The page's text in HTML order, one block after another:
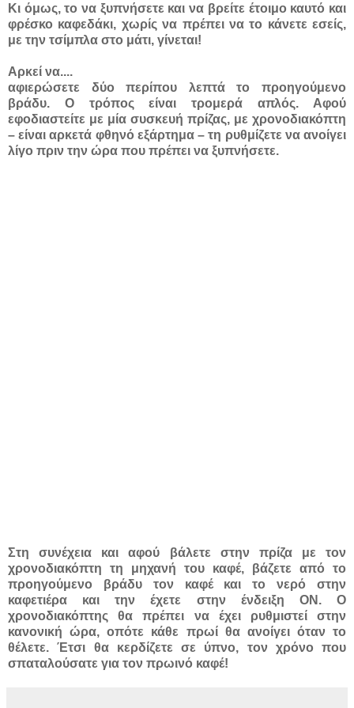
Κι όμως, το να ξυπνήσετε και να βρείτε έτοιμο καυτό και
φρέσκο καφεδάκι, χωρίς να πρέπει να το κάνετε εσείς,
με την τσίμπλα στο μάτι, γίνεται!
Αρκεί να....
αφιερώσετε δύο περίπου λεπτά το προηγούμενο
βράδυ. Ο τρόπος είναι τρομερά απλός. Αφού
εφοδιαστείτε με μία συσκευή πρίζας, με χρονοδιακόπτη
– είναι αρκετά φθηνό εξάρτημα – τη ρυθμίζετε να ανοίγει
λίγο πριν την ώρα που πρέπει να ξυπνήσετε.
Στη συνέχεια και αφού βάλετε στην πρίζα με τον
χρονοδιακόπτη τη μηχανή του καφέ, βάζετε από το
προηγούμενο βράδυ τον καφέ και το νερό στην
καφετιέρα και την έχετε στην ένδειξη ΟΝ. Ο
χρονοδιακόπτης θα πρέπει να έχει ρυθμιστεί στην
κανονική ώρα, οπότε κάθε πρωί θα ανοίγει όταν το
θέλετε. Έτσι θα κερδίζετε σε ύπνο, τον χρόνο που
σπαταλούσατε για τον πρωινό καφέ!